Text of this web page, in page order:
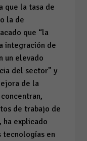
que la tasa de
la de
que “la
integración de
un elevado
del sector” y
de la
de trabajo de
ha explicado
tecnologías en